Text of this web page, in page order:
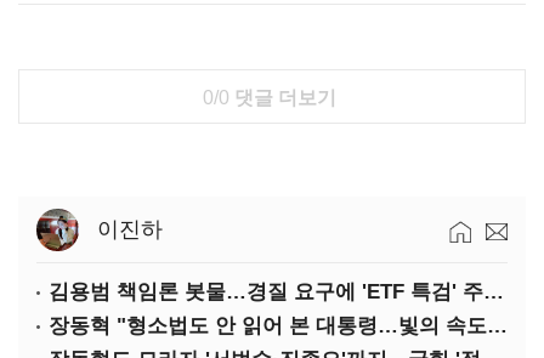
0/0 댓글 더보기
이진하
김용범 책임론 봇물…경질 요구에 'ETF 특검' 주장까지
장동혁 "형소법도 안 읽어 본 대통령…빛의 속도로 무너질 것"